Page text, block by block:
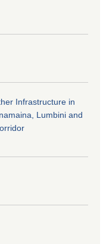
Infrastructure in
Lumbini and